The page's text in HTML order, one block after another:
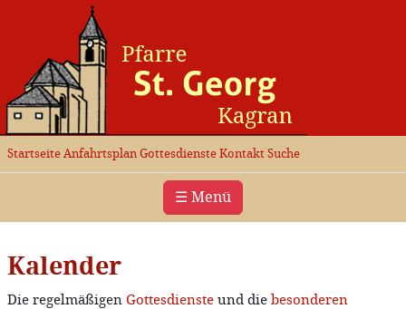
Startseite Anfahrtsplan Gottesdienste Kontakt Suche
☰ Menü
Kalender
Die regelmäßigen Gottesdienste und die besonderen